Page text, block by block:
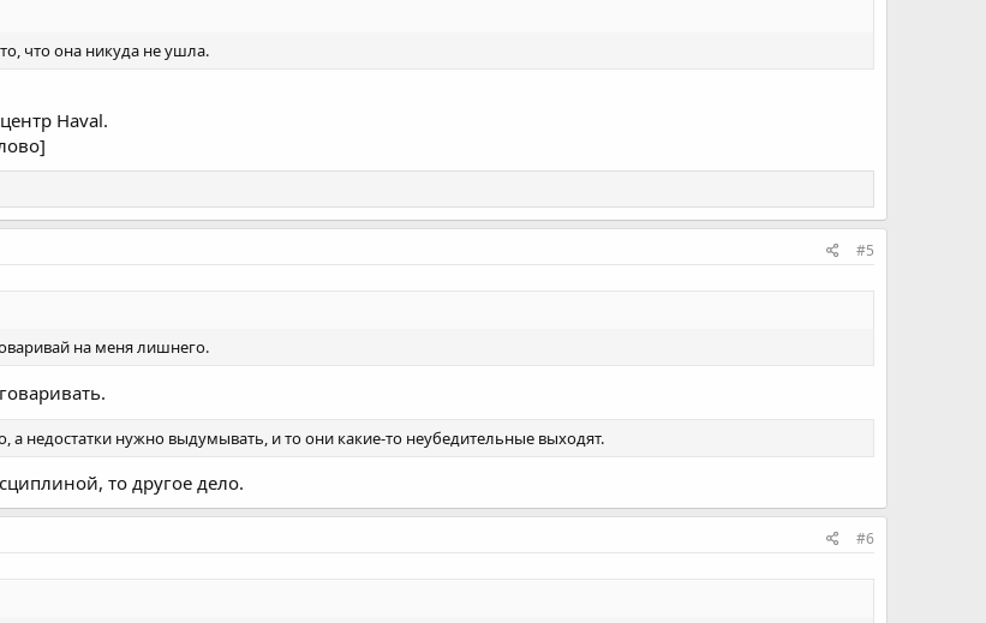
что она никуда не ушла.
Haval.
#5
на меня лишнего.
а недостатки нужно выдумывать, и то они какие-то неубедительные выходят.
то другое дело.
#6